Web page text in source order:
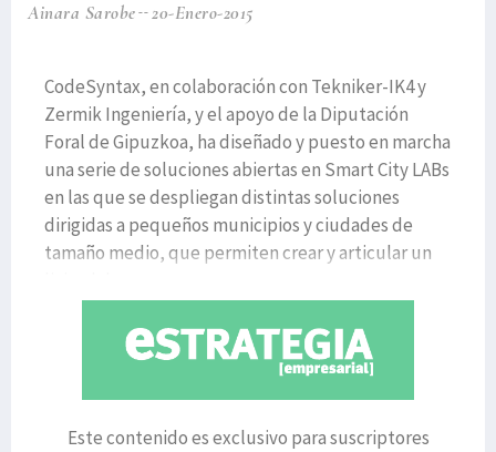
Ainara Sarobe 20-Enero-2015
CodeSyntax, en colaboración con Tekniker-IK4 y
Zermik Ingeniería, y el apoyo de la Diputación
Foral de Gipuzkoa, ha diseñado y puesto en marcha
una serie de soluciones abiertas en Smart City LABs
en las que se despliegan distintas soluciones
dirigidas a pequeños municipios y ciudades de
tamaño medio, que permiten crear y articular un
Este contenido es exclusivo para suscriptores